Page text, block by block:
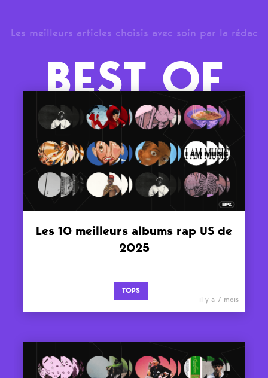
Les meilleurs articles choisis avec soin par la rédac
BEST OF
Les 10 meilleurs albums rap US de
2025
TOPS
il y a 7 mois